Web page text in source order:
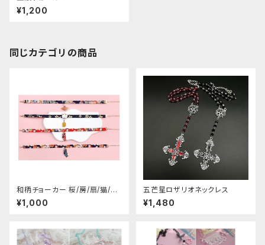
¥1,200
同じカテゴリの商品
和柄チョーカー 桜/房/扇/猫/こ
いのぼり
¥1,000
五芒星ロザリオネックレス
¥1,480